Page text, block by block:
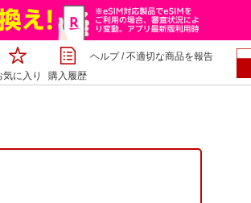
気に入り 購入履歴
ヘルプ/不適切な商品を報告